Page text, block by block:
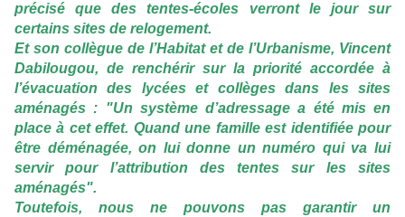
précisé que des tentes-écoles verront le jour sur
certains sites de relogement.
Et son collègue de l’Habitat et de l’Urbanisme, Vincent
Dabilougou, de renchérir sur la priorité accordée à
l’évacuation des lycées et collèges dans les sites
aménagés : "Un système d’adressage a été mis en
place à cet effet. Quand une famille est identifiée pour
être déménagée, on lui donne un numéro qui va lui
servir pour l’attribution des tentes sur les sites
aménagés".
Toutefois, nous ne pouvons pas garantir un